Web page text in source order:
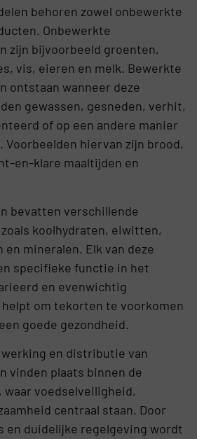
behoren zowel onbewerkte
Onbewerkte
zijn bijvoorbeeld groenten,
vis, eieren en melk. Bewerkte
ontstaan wanneer deze
gewassen, gesneden, verhit,
of op een andere manier
hiervan zijn brood,
en-klare maaltijden en
bevatten verschillende
koolhydraten, eiwitten,
mineralen. Elk van deze
specifieke functie in het
en evenwichtig
om tekorten te voorkomen
goede gezondheid.
en distributie van
vinden plaats binnen de
voedselveiligheid,
centraal staan. Door
en duidelijke regelgeving wordt